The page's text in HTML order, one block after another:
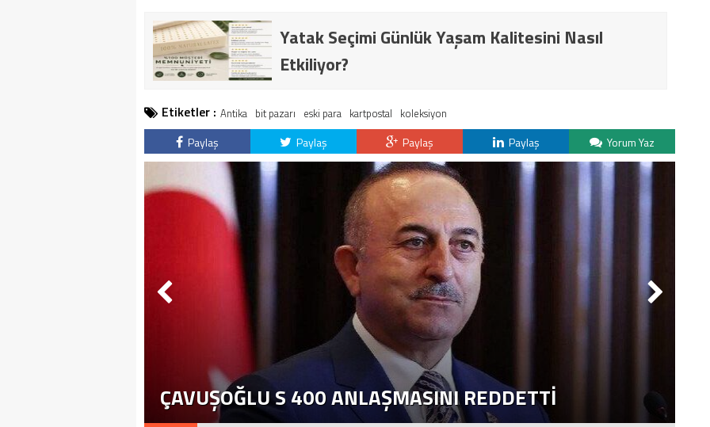
Yatak Seçimi Günlük Yaşam Kalitesini Nasıl
Etkiliyor?
Etiketler : Antika bit pazarı eski para kartpostal koleksiyon
Paylaş Paylaş Paylaş Paylaş Yorum Yaz
ÇAVUŞOĞLU S 400 ANLAŞMASINI REDDETTI